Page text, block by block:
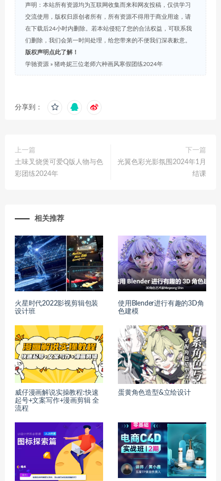
声明：本站所有资源均为互联网收集而来和网友投稿，仅供学习
交流使用，版权归原创者所有，所有资源不得用于商业用途，请
在下载后24小时内删除。若本站侵犯了您的合法权益，可联系我
们删除，我们会第一时间处理，给您带来的不便我们深表歉意。
版权声明点此了解！
学驰资源 » 猪咚妮三位老师六种画风寒假团练2024年
分享到：
上一篇
土味叉烧煲可爱Q版人物与色
彩团练2024年
下一篇
光翼色彩光影氛围2024年1月
结课
相关推荐
火星时代2022影视剪辑包装
设计班
使用Blender进行有趣的3D角
色建模
威仔漫画解说实操教程:快速
起号+文案写作+漫画剪辑 全
流程
蛋黄角色造型&立绘设计